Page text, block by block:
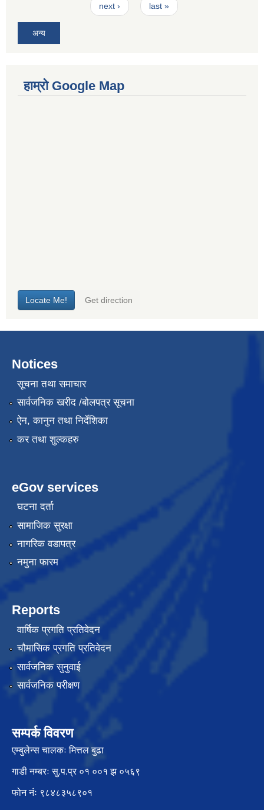
next › last »
अन्य
हाम्रो Google Map
Notices
सूचना तथा समाचार
सार्वजनिक खरीद /बोलपत्र सूचना
ऐन, कानुन तथा निर्देशिका
कर तथा शुल्कहरु
eGov services
घटना दर्ता
सामाजिक सुरक्षा
नागरिक वडापत्र
नमुना फारम
Reports
वार्षिक प्रगति प्रतिवेदन
चौमासिक प्रगति प्रतिवेदन
सार्वजनिक सुनुवाई
सार्वजनिक परीक्षण
सम्पर्क विवरण
एम्बुलेन्स चालकः मित्तल बुढा
गाडी नम्बरः सु.प.प्र ०१ ००१ झ ०५६९
फोन नंः ९८४८३५८९०१